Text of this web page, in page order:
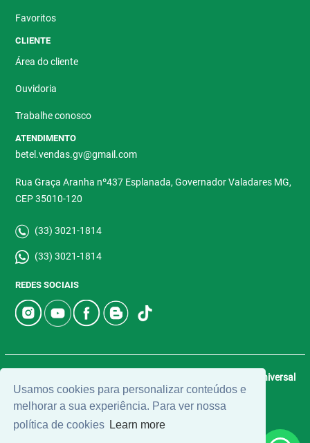
Usamos cookies para personalizar conteúdos e
melhorar a sua experiência. Para ver nossa
política de cookies Learn more
Favoritos
CLIENTE
Área do cliente
Ouvidoria
Trabalhe conosco
ATENDIMENTO
betel.vendas.gv@gmail.com
Rua Graça Aranha nº437 Esplanada, Governador Valadares MG,
CEP 35010-120
(33) 3021-1814
(33) 3021-1814
REDES SOCIAIS
Universal
Software.